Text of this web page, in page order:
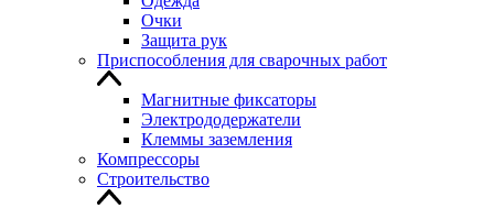
Очки
Защита рук
Приспособления для сварочных работ
Магнитные фиксаторы
Электрододержатели
Клеммы заземления
Компрессоры
Строительство